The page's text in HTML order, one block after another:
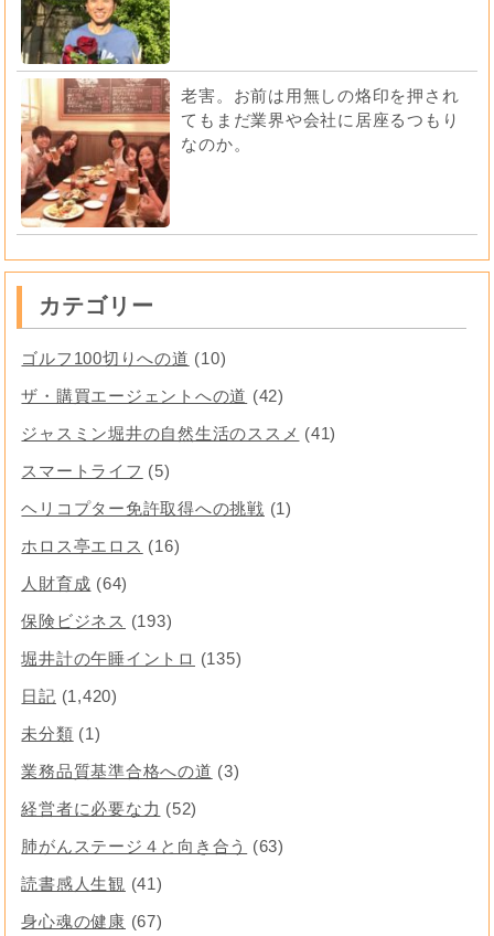
老害。お前は用無しの烙印を押され
てもまだ業界や会社に居座るつもり
なのか。
カテゴリー
ゴルフ100切りへの道 (10)
ザ・購買エージェントへの道 (42)
ジャスミン堀井の自然生活のススメ (41)
スマートライフ (5)
ヘリコプター免許取得への挑戦 (1)
ホロス亭エロス (16)
人財育成 (64)
保険ビジネス (193)
堀井計の午睡イントロ (135)
日記 (1,420)
未分類 (1)
業務品質基準合格への道 (3)
経営者に必要な力 (52)
肺がんステージ４と向き合う
(63)
読書感人生観 (41)
身心魂の健康 (67)